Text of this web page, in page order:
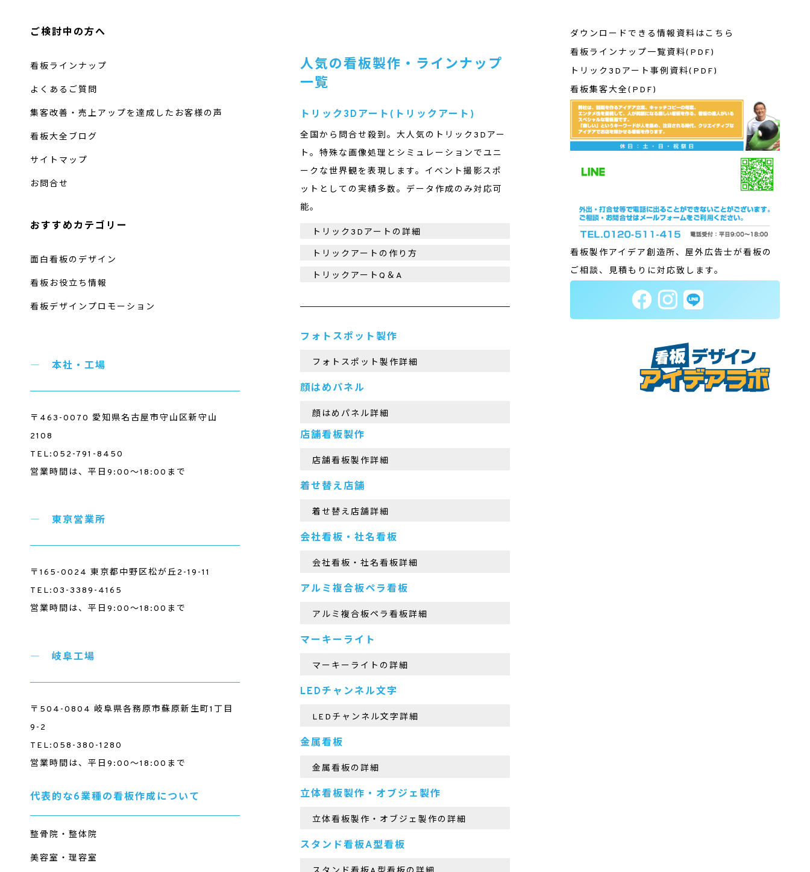
ご検討中の方へ
看板ラインナップ
よくあるご質問
集客改善・売上アップを達成したお客様の声
看板大全ブログ
サイトマップ
お問合せ
おすすめカテゴリー
面白看板のデザイン
看板お役立ち情報
看板デザインプロモーション
本社・工場
〒463-0070 愛知県名古屋市守山区新守山
2108
TEL:052-791-8450
営業時間は、平日9:00～18:00まで
東京営業所
〒165-0024 東京都中野区松が丘2-19-11
TEL:03-3389-4165
営業時間は、平日9:00～18:00まで
岐阜工場
〒504-0804 岐阜県各務原市蘇原新生町1丁目
9-2
TEL:058-380-1280
営業時間は、平日9:00～18:00まで
代表的な6業種の看板作成について
整骨院・整体院
美容室・理容室
人気の看板製作・ラインナップ
一覧
トリック3Dアート(トリックアート)
全国から問合せ殺到。大人気のトリック3Dアー
ト。特殊な画像処理とシミュレーションでユニ
ークな世界観を表現します。イベント撮影スポ
ットとしての実績多数。データ作成のみ対応可
能。
トリック3Dアートの詳細
トリックアートの作り方
トリックアートQ＆A
フォトスポット製作
フォトスポット製作詳細
顔はめパネル
顔はめパネル詳細
店舗看板製作
店舗看板製作詳細
着せ替え店舗
着せ替え店舗詳細
会社看板・社名看板
会社看板・社名看板詳細
アルミ複合板ペラ看板
アルミ複合板ペラ看板詳細
マーキーライト
マーキーライトの詳細
LEDチャンネル文字
LEDチャンネル文字詳細
金属看板
金属看板の詳細
立体看板製作・オブジェ製作
立体看板製作・オブジェ製作の詳細
スタンド看板A型看板
ダウンロードできる情報資料はこちら
看板ラインナップ一覧資料(PDF)
トリック3Dアート事例資料(PDF)
看板集客大全(PDF)
看板製作アイデア創造所、屋外広告士が看板の
ご相談、見積もりに対応致します。